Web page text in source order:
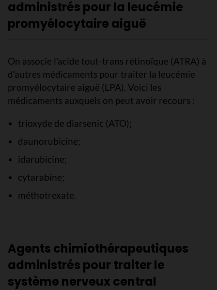
administrés pour la leucémie
promyélocytaire aiguë
On associe l'acide tout-trans rétinoïque (ATRA) à
d’autres médicaments pour traiter la leucémie
promyélocytaire aiguë (LPA). Voici les
médicaments auxquels on peut avoir recours :
trioxyde de diarsenic (ATO);
daunorubicine;
idarubicine;
cytarabine;
méthotrexate.
Agents chimiothérapeutiques
administrés pour traiter le
système nerveux central